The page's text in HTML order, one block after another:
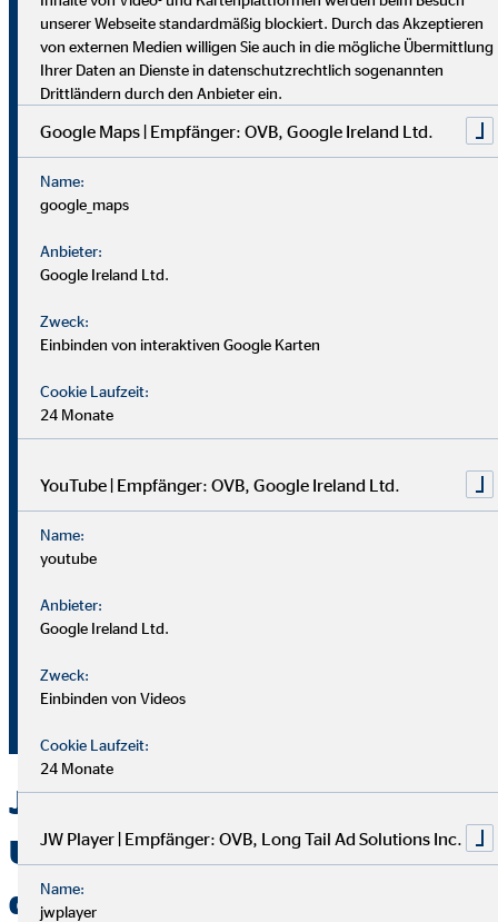
Wissen praktisch an. Nach einer Job-Pause kannst du flexibel
einsteigen, und Finanzprofis finden bei uns neue Chancen.
Bei OVB gibt es keine Grenzen: Unser Karriereplan bietet
Aufstiegsmöglichkeiten durch Ausbildung und Praxis.
Unterstützung bekommst du von deinem Team und deiner
Jetzt bei OVB in
Unterscheffach als Berater
durchstarten
unserer Webseite standardmäßig blockiert. Durch das Akzeptieren
von externen Medien willigen Sie auch in die mögliche Übermittlung
Ihrer Daten an Dienste in datenschutzrechtlich sogenannten
Drittländern durch den Anbieter ein.
Google Maps | Empfänger: OVB, Google Ireland Ltd.
Name:
google_maps
Anbieter:
Google Ireland Ltd.
Zweck:
Einbinden von interaktiven Google Karten
Cookie Laufzeit:
24 Monate
YouTube | Empfänger: OVB, Google Ireland Ltd.
Name:
youtube
Anbieter:
Google Ireland Ltd.
Zweck:
Einbinden von Videos
Cookie Laufzeit:
24 Monate
JW Player | Empfänger: OVB, Long Tail Ad Solutions Inc.
Name:
jwplayer